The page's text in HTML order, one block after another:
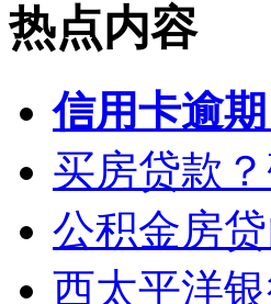
热点内容
信用卡逾
买房贷款
公积金房
西太平洋